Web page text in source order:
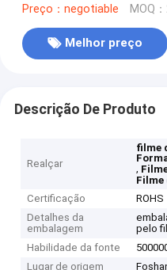
Preço：negotiable MOQ
Melhor preço
Descrição De Produto
Realçar
filme
,
Filme
Certificação
ROHS
Detalhes da
embalagem
pelo
Habilidade da fonte
Lugar de origem